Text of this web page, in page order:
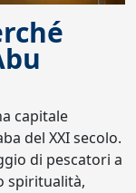
capitale
del XXI secolo.
di pescatori a
spiritualità,